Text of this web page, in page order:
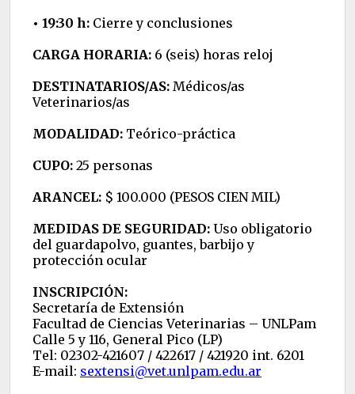
• 19:30 h: Cierre y conclusiones
CARGA HORARIA: 6 (seis) horas reloj
DESTINATARIOS/AS: Médicos/as
Veterinarios/as
MODALIDAD: Teórico-práctica
CUPO: 25 personas
ARANCEL: $ 100.000 (PESOS CIEN MIL)
MEDIDAS DE SEGURIDAD: Uso obligatorio
del guardapolvo, guantes, barbijo y
protección ocular
INSCRIPCIÓN:
Secretaría de Extensión
Facultad de Ciencias Veterinarias – UNLPam
Calle 5 y 116, General Pico (LP)
Tel: 02302-421607 / 422617 / 421920 int. 6201
E-mail: sextensi@vet.unlpam.edu.ar